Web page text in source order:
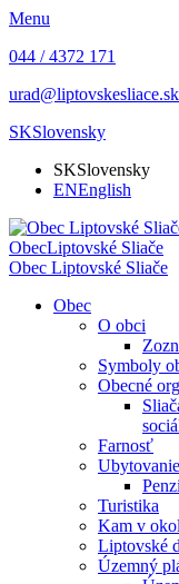
Menu
044 / 4372 171
urad@liptovskesliace.sk
SKSlovensky
SKSlovensky
ENEnglish
ObecLiptovské Sliače
Obec Liptovské Sliače
Obec
O obci
Symboly
Obecné
Farnosť
Ubytovanie
Turistika
Kam v
Liptovské
Územný